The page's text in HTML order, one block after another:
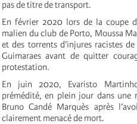
pas de titre de transport.
En février 2020 lors de la coupe
malien du club de Porto, Moussa
et des torrents d’injures racistes
Guimaraes avant de quitter
protestation.
En juin 2020, Evaristo Martinho
prémédité, en plein jour dans une
Bruno Candé Marquès après
clairement menacé de mort.